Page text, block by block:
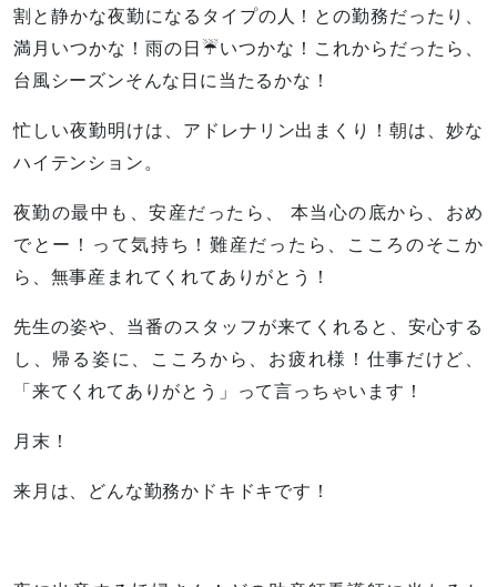
割と静かな夜勤になるタイプの人！との勤務だったり、
満月いつかな！雨の日☔️いつかな！これからだったら、
台風シーズンそんな日に当たるかな！
忙しい夜勤明けは、アドレナリン出まくり！朝は、妙な
ハイテンション。
夜勤の最中も、安産だったら、 本当心の底から、おめ
でとー！って気持ち！難産だったら、こころのそこか
ら、無事産まれてくれてありがとう！
先生の姿や、当番のスタッフが来てくれると、安心する
し、帰る姿に、こころから、お疲れ様！仕事だけど、
「来てくれてありがとう」って言っちゃいます！
月末！
来月は、どんな勤務かドキドキです！